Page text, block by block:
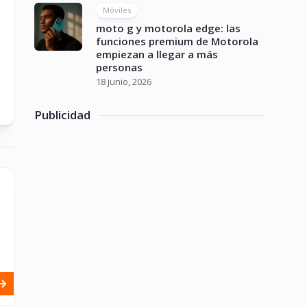
Móviles
moto g y motorola edge: las
funciones premium de Motorola
empiezan a llegar a más
personas
18 junio, 2026
Publicidad